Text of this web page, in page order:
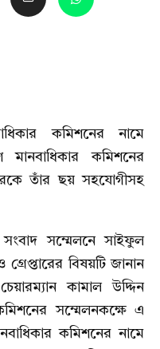
কমিশনের নামে
মানবাধিকার কমিশনের
তাঁর ছয় সহযোগীসহ
সম্মেলনে সাইফুল
বিষয়টি জানান
কামাল উদ্দিন
সম্মেলনকক্ষে এ
কমিশনের নামে